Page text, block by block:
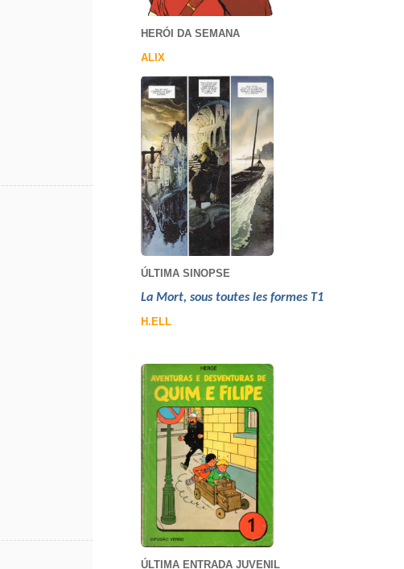
HERÓI DA SEMANA
ALIX
ÚLTIMA SINOPSE
La Mort, sous toutes les formes T1
H.ELL
ÚLTIMA ENTRADA JUVENIL